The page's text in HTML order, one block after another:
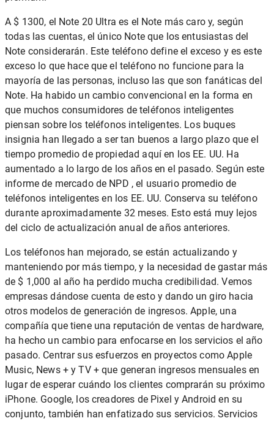
A $ 1300, el Note 20 Ultra es el Note más caro y, según
todas las cuentas, el único Note que los entusiastas del
Note considerarán. Este teléfono define el exceso y es este
exceso lo que hace que el teléfono no funcione para la
mayoría de las personas, incluso las que son fanáticas del
Note. Ha habido un cambio convencional en la forma en
que muchos consumidores de teléfonos inteligentes
piensan sobre los teléfonos inteligentes. Los buques
insignia han llegado a ser tan buenos a largo plazo que el
tiempo promedio de propiedad aquí en los EE. UU. Ha
aumentado a lo largo de los años en el pasado. Según este
informe de mercado de NPD , el usuario promedio de
teléfonos inteligentes en los EE. UU. Conserva su teléfono
durante aproximadamente 32 meses. Esto está muy lejos
del ciclo de actualización anual de años anteriores.
Los teléfonos han mejorado, se están actualizando y
manteniendo por más tiempo, y la necesidad de gastar más
de $ 1,000 al año ha perdido mucha credibilidad. Vemos
empresas dándose cuenta de esto y dando un giro hacia
otros modelos de generación de ingresos. Apple, una
compañía que tiene una reputación de ventas de hardware,
ha hecho un cambio para enfocarse en los servicios el año
pasado. Centrar sus esfuerzos en proyectos como Apple
Music, News + y TV + que generan ingresos mensuales en
lugar de esperar cuándo los clientes comprarán su próximo
iPhone. Google, los creadores de Pixel y Android en su
conjunto, también han enfatizado sus servicios. Servicios